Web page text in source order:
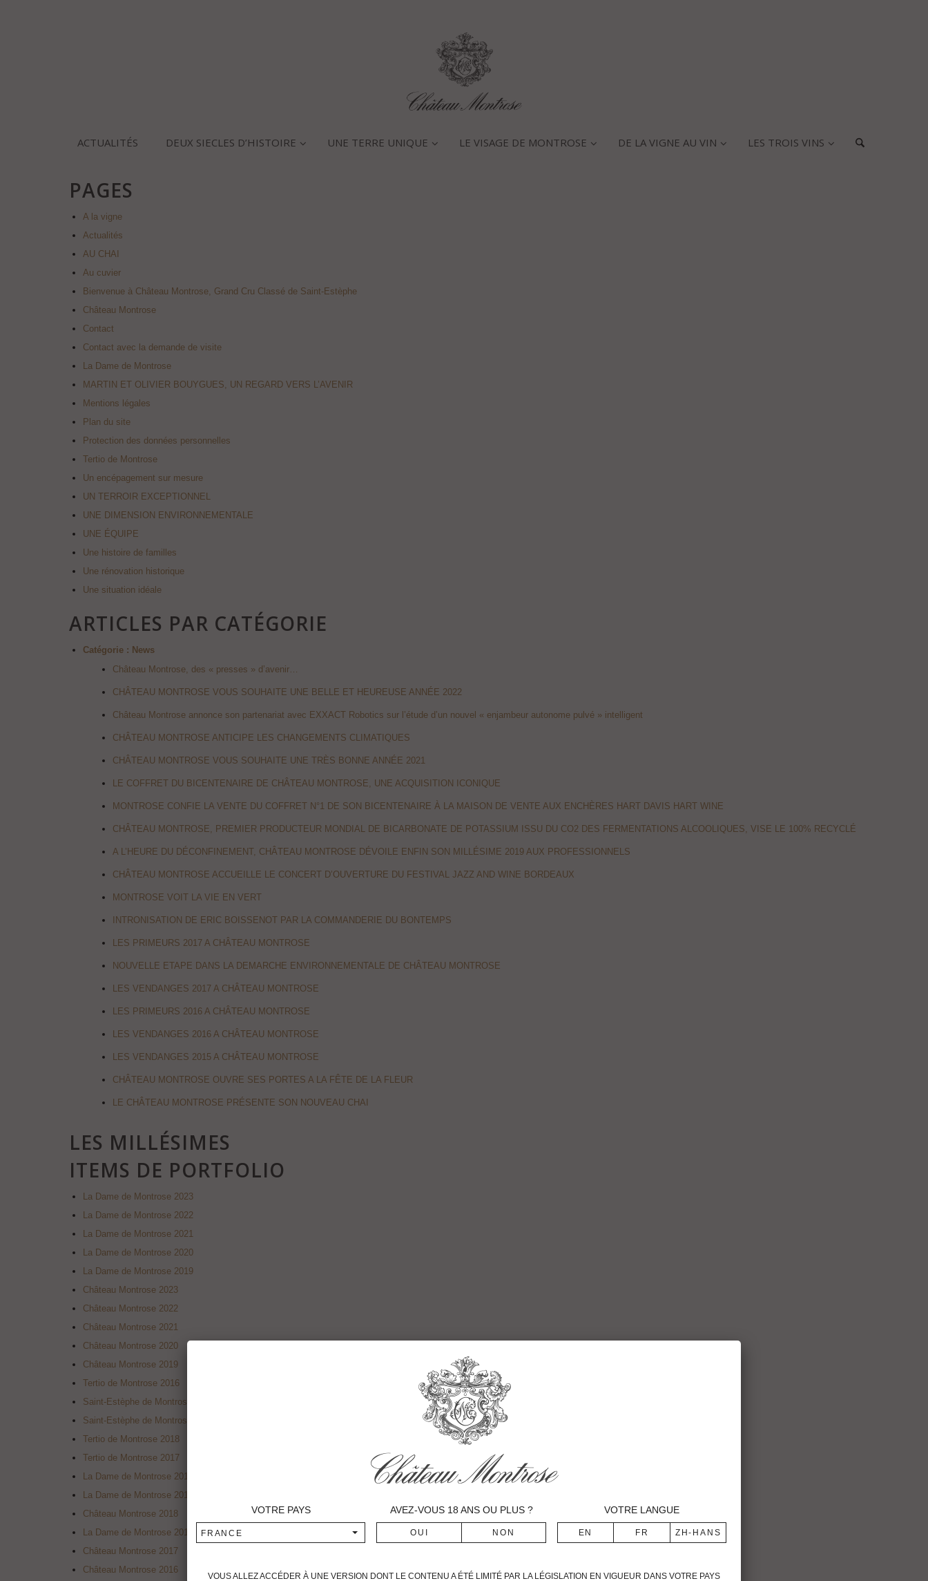
ACTUALITÉS DEUX SIECLES D’HISTOIRE UNE TERRE UNIQUE LE VISAGE DE MONTROSE DE LA VIGNE AU VIN LES TROIS VINS
PAGES
A la vigne
Actualités
AU CHAI
Au cuvier
Bienvenue à Château Montrose, Grand Cru Classé de Saint-Estèphe
Château Montrose
Contact
Contact avec la demande de visite
La Dame de Montrose
MARTIN ET OLIVIER BOUYGUES, UN REGARD VERS L’AVENIR
Mentions légales
Plan du site
Protection des données personnelles
Tertio de Montrose
Un encépagement sur mesure
UN TERROIR EXCEPTIONNEL
UNE DIMENSION ENVIRONNEMENTALE
UNE ÉQUIPE
Une histoire de familles
Une rénovation historique
Une situation idéale
ARTICLES PAR CATÉGORIE
Catégorie : News
Château Montrose, des « presses » d’avenir…
CHÂTEAU MONTROSE VOUS SOUHAITE UNE BELLE ET HEUREUSE ANNÉE 2022
Château Montrose annonce son partenariat avec EXXACT Robotics sur l’étude d’un nouvel « enjambeur autonome pulvé » intelligent
CHÂTEAU MONTROSE ANTICIPE LES CHANGEMENTS CLIMATIQUES
CHÂTEAU MONTROSE VOUS SOUHAITE UNE TRÈS BONNE ANNÉE 2021
LE COFFRET DU BICENTENAIRE DE CHÂTEAU MONTROSE, UNE ACQUISITION ICONIQUE
MONTROSE CONFIE LA VENTE DU COFFRET N°1 DE SON BICENTENAIRE À LA MAISON DE VENTE AUX ENCHÈRES HART DAVIS HART WINE
CHÂTEAU MONTROSE, PREMIER PRODUCTEUR MONDIAL DE BICARBONATE DE POTASSIUM ISSU DU CO2 DES FERMENTATIONS ALCOOLIQUES, VISE LE 100% RECYCLÉ
A L’HEURE DU DÉCONFINEMENT, CHÂTEAU MONTROSE DÉVOILE ENFIN SON MILLÉSIME 2019 AUX PROFESSIONNELS
CHÂTEAU MONTROSE ACCUEILLE LE CONCERT D’OUVERTURE DU FESTIVAL JAZZ AND WINE BORDEAUX
MONTROSE VOIT LA VIE EN VERT
INTRONISATION DE ERIC BOISSENOT PAR LA COMMANDERIE DU BONTEMPS
LES PRIMEURS 2017 A CHÂTEAU MONTROSE
NOUVELLE ETAPE DANS LA DEMARCHE ENVIRONNEMENTALE DE CHÂTEAU MONTROSE
LES VENDANGES 2017 A CHÂTEAU MONTROSE
LES PRIMEURS 2016 A CHÂTEAU MONTROSE
LES VENDANGES 2016 A CHÂTEAU MONTROSE
LES VENDANGES 2015 A CHÂTEAU MONTROSE
CHÂTEAU MONTROSE OUVRE SES PORTES A LA FÊTE DE LA FLEUR
LE CHÂTEAU MONTROSE PRÉSENTE SON NOUVEAU CHAI
LES MILLÉSIMES
ITEMS DE PORTFOLIO
La Dame de Montrose 2023
La Dame de Montrose 2022
La Dame de Montrose 2021
La Dame de Montrose 2020
La Dame de Montrose 2019
Château Montrose 2023
Château Montrose 2022
Château Montrose 2021
Château Montrose 2020
Château Montrose 2019
Tertio de Montrose 2016
Saint-Estèphe de Montrose 2012
Saint-Estèphe de Montrose 2010
Tertio de Montrose 2018
Tertio de Montrose 2017
La Dame de Montrose 2018
La Dame de Montrose 2017
Château Montrose 2018
La Dame de Montrose 2016
Château Montrose 2017
Château Montrose 2016
VOTRE PAYS
FRANCE
AVEZ-VOUS 18 ANS OU PLUS ? VOTRE LANGUE
VOUS ALLEZ ACCÉDER À UNE VERSION DONT LE CONTENU A ÉTÉ LIMITÉ PAR LA LÉGISLATION EN VIGUEUR DANS VOTRE PAYS